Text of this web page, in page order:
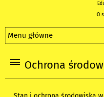
O
Menu główne
Ochrona